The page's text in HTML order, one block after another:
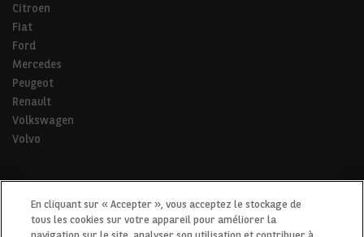
Citroen
Fiat
Ford
Mercedes
Peugeot
Renault
Volkswagen
Volvo
* Pour tous les trajets de la vie.
En cliquant sur « Accepter », vous acceptez le stockage de
tous les cookies sur votre appareil pour améliorer la